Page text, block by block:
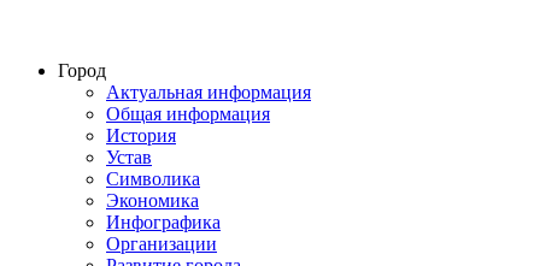
Город
Актуальная информация
Общая информация
История
Устав
Символика
Экономика
Инфографика
Организации